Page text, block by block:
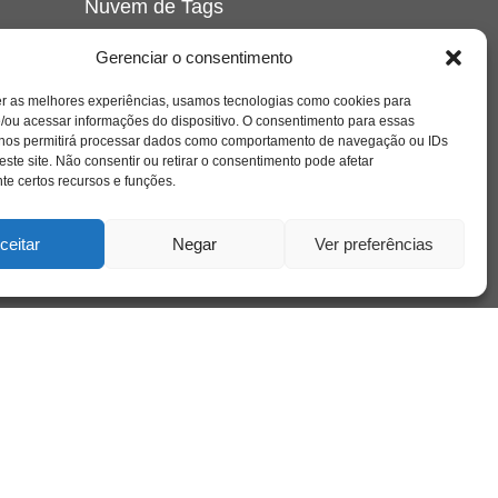
Gerenciar o consentimento
as melhores experiências, usamos tecnologias como cookies para
ou acessar informações do dispositivo. O consentimento para essas
permitirá processar dados como comportamento de navegação ou IDs
site. Não consentir ou retirar o consentimento pode afetar
certos recursos e funções.
Negar Ver preferências
Nuvem de Tags
crianca cuidado cultura depressao
educação família filme
freud infância insight jung liberdade livro
loucura luto maternidade
psicologia relato